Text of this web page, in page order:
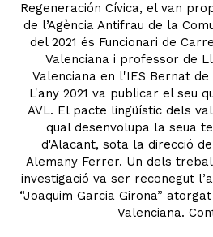
Regeneración Cívica, el van
de l’Agència Antifrau de la
del 2021 és Funcionari de
Valenciana i professor de
Valenciana en l'IES Bernat
L'any 2021 va publicar el seu
AVL. El pacte lingüístic dels
qual desenvolupa la seua
d'Alacant, sota la direcció
Alemany Ferrer. Un dels
investigació va ser reconegut
“Joaquim Garcia Girona”
Valenciana.